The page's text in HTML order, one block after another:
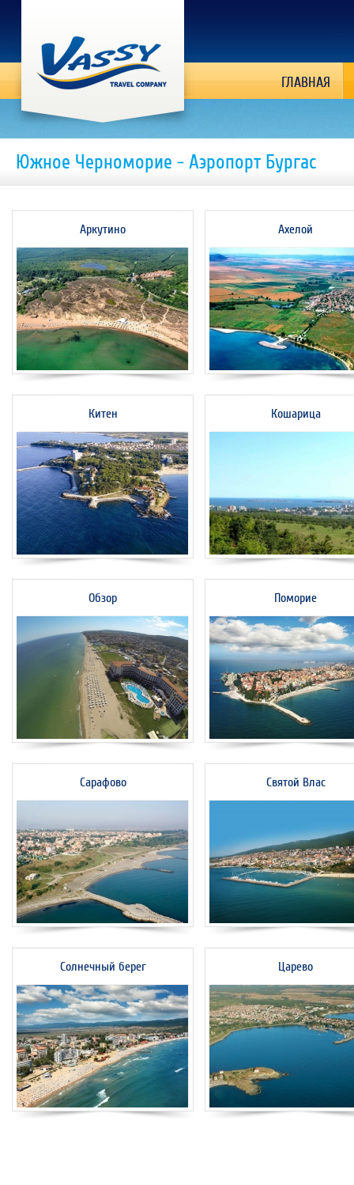
ГЛАВНАЯ
Южное Черноморие - Аэропорт Бургас
Аркутино Ахелой
Китен Кошарица
Обзор Поморие
Сарафово Святой Влас
Солнечный берег Царево